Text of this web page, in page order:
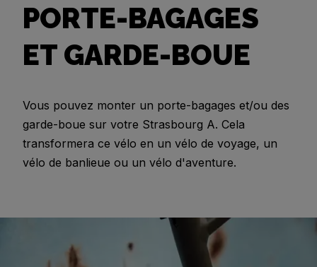
PORTE-BAGAGES
ET GARDE-BOUE
Vous pouvez monter un porte-bagages et/ou des
garde-boue sur votre Strasbourg A. Cela
transformera ce vélo en un vélo de voyage, un
vélo de banlieue ou un vélo d'aventure.